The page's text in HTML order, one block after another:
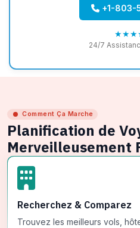
+1-803-
24/7
Comment Ça Marche
Planification de
Merveilleusement
Recherchez & Comparez
Trouvez les meilleurs vols,